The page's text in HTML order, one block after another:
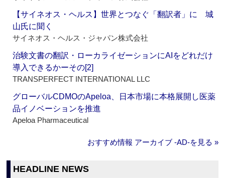
【サイネオス・ヘルス】世界とつなぐ「翻訳者」に 城
山氏に聞く
サイネオス・ヘルス・ジャパン株式会社
治験文書の翻訳・ローカライゼーションにAIをどれだけ
導入できるかーその[2]
TRANSPERFECT INTERNATIONAL LLC
グローバルCDMOのApeloa、日本市場に本格展開し医薬
品イノベーションを推進
Apeloa Pharmaceutical
おすすめ情報 アーカイブ ‐AD‐を見る »
HEADLINE NEWS